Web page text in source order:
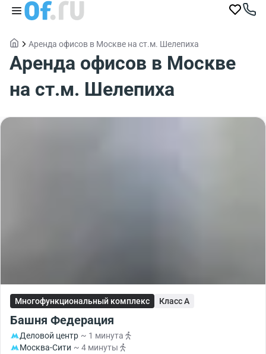
Аренда офисов в Москве на ст.м. Шелепиха
Аренда офисов в Москве
на ст.м. Шелепиха
Многофункциональный комплекс Класс A
Башня Федерация
Деловой центр ~ 1 минута
Москва-Сити ~ 4 минуты